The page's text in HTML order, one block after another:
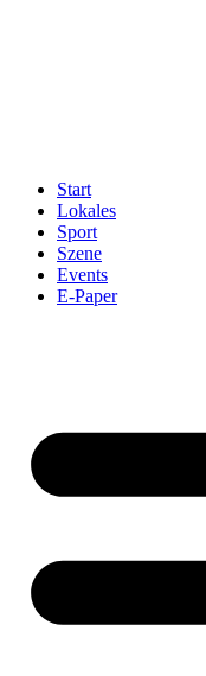
Start
Lokales
Sport
Szene
Events
E-Paper